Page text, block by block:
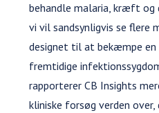
behandle malaria, kræft og
vi vil sandsynligvis se flere
designet til at bekæmpe
fremtidige
rapporterer CB Insights
kliniske forsøg verden over,